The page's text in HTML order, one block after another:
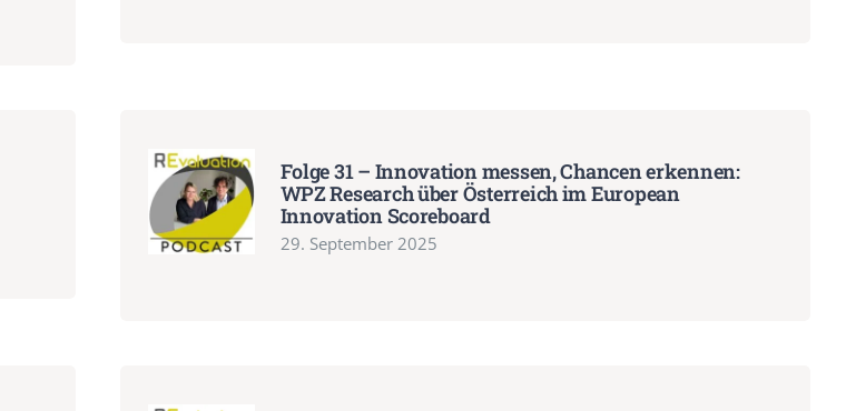
Folge 31 – Innovation messen, Chancen erkennen:
WPZ Research über Österreich im European
Innovation Scoreboard
29. September 2025